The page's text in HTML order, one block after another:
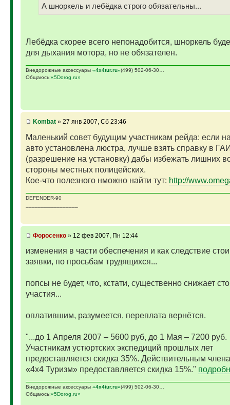
А шноркель и лебёдка строго обязательны...
Лебёдка скорее всего непонадобится, шноркель
для дыхания мотора, но не обязателен.
Внедорожные аксессуары «4х4tur.ru»(499) 502-06-30…
Общаюсь:«5Dorog.ru»
Kombat» 27 янв 2007, Сб 23:46
Маленький совет будущим участникам рейда: если
авто установлена люстра, лучше взять справку в
(разрешение на установку) дабы избежать лишних
стороны местных полицейских.
Кое-что полезного нможно найти тут: http://
DEFENDER-90
Фopoceнкo» 12 фев 2007, Пн 12:44
изменения в части обеспечения и как следствие
заявки, по просьбам трудящихся...
попсы не будет, что, кстати, существенно снижает
участия...
оплатившим, разумеется, переплата вернётся.
"...до 1 Апреля 2007 – 5600 руб, до 1 Мая – 7200 руб.
Участникам устюртских экспедиций прошлых лет
предоставляется скидка 35%. Действительным
«4х4 Туризм» предоставляется скидка 15%."
Внедорожные аксессуары «4х4tur.ru»(499) 502-06-30…
Общаюсь:«5Dorog.ru»